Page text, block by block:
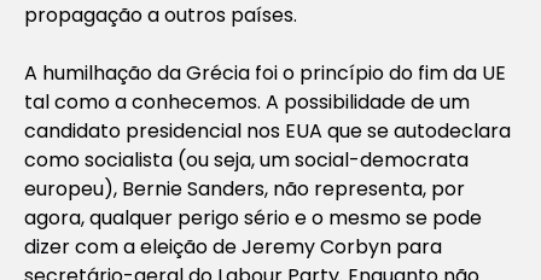
propagação a outros países.
A humilhação da Grécia foi o princípio do fim da UE
tal como a conhecemos. A possibilidade de um
candidato presidencial nos EUA que se autodeclara
como socialista (ou seja, um social-democrata
europeu), Bernie Sanders, não representa, por
agora, qualquer perigo sério e o mesmo se pode
dizer com a eleição de Jeremy Corbyn para